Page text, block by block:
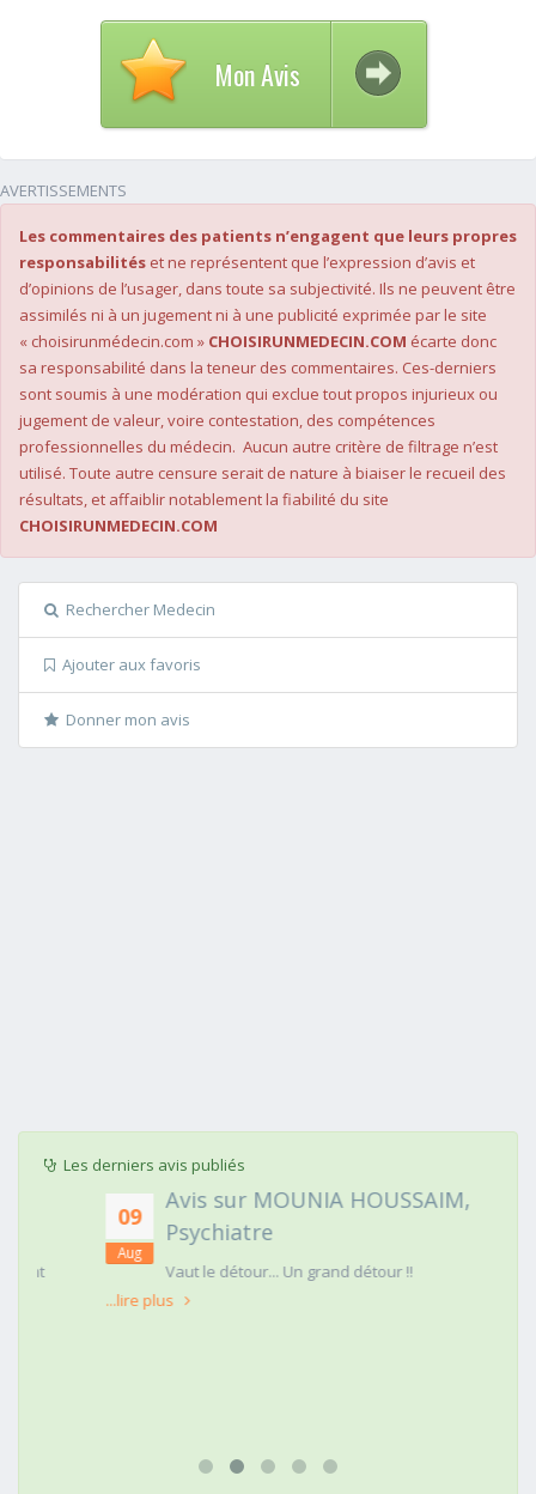
Mon Avis
AVERTISSEMENTS
Les commentaires des patients n’engagent que leurs propres
responsabilités et ne représentent que l’expression d’avis et
d’opinions de l’usager, dans toute sa subjectivité. Ils ne peuvent être
assimilés ni à un jugement ni à une publicité exprimée par le site
« choisirunmédecin.com » CHOISIRUNMEDECIN.COM écarte donc
sa responsabilité dans la teneur des commentaires. Ces-derniers
sont soumis à une modération qui exclue tout propos injurieux ou
jugement de valeur, voire contestation, des compétences
professionnelles du médecin. Aucun autre critère de filtrage n’est
utilisé. Toute autre censure serait de nature à biaiser le recueil des
résultats, et affaiblir notablement la fiabilité du site
CHOISIRUNMEDECIN.COM
Rechercher Medecin
Ajouter aux favoris
Donner mon avis
Les derniers avis publiés
Avis sur MOUNIA HOUSSAIM,
Psychiatre
Vaut le détour... Un grand détour !!
...lire plus